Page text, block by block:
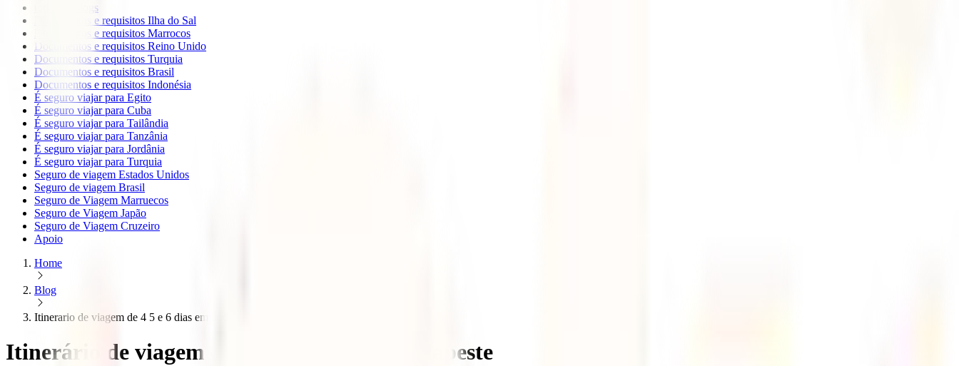
todos os blogs
Documentos e requisitos Ilha do Sal
Documentos e requisitos Marrocos
Documentos e requisitos Reino Unido
Documentos e requisitos Turquia
Documentos e requisitos Brasil
Documentos e requisitos Indonésia
É seguro viajar para Egito
É seguro viajar para Cuba
É seguro viajar para Tailândia
É seguro viajar para Tanzânia
É seguro viajar para Jordânia
É seguro viajar para Turquia
Seguro de viagem Estados Unidos
Seguro de viagem Brasil
Seguro de Viagem Marruecos
Seguro de Viagem Japão
Seguro de Viagem Cruzeiro
Apoio
Home
Blog
Itinerario de viagem de 4 5 e 6 dias em budapeste
Itinerário de viagem de 4, 5 e 6 dias em Budapeste